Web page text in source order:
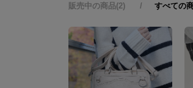
販売中の商品(2) すべての